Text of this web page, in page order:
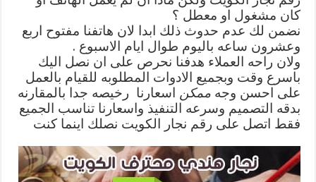
كان مشغول او معطل ؟
نضمن لك عدم حدوث ذلك ابدا لان هاتفنا مفتوح اربع
وعشرون ساعه باليوم طوال ايام الاسبوع .
ولان راحه العملاء هدفنا نحرص على ان نصل اليك
باسرع وقت وبجميع الادوات المطلوبه للقيام بالعمل
على احسن وجه ممكن اسعارنا رخيصه جدا بالمقارنه
بدقه التصميم وسرعه التنفيذ واسعارنا تناسب الجميع
فقط اتصل على رقم نجار الكويت نصلك اينما كنت